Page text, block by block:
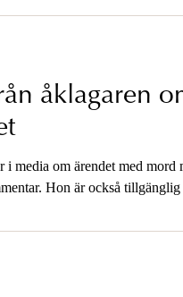
åklagaren
media om ärendet med
Hon är också tillgänglig